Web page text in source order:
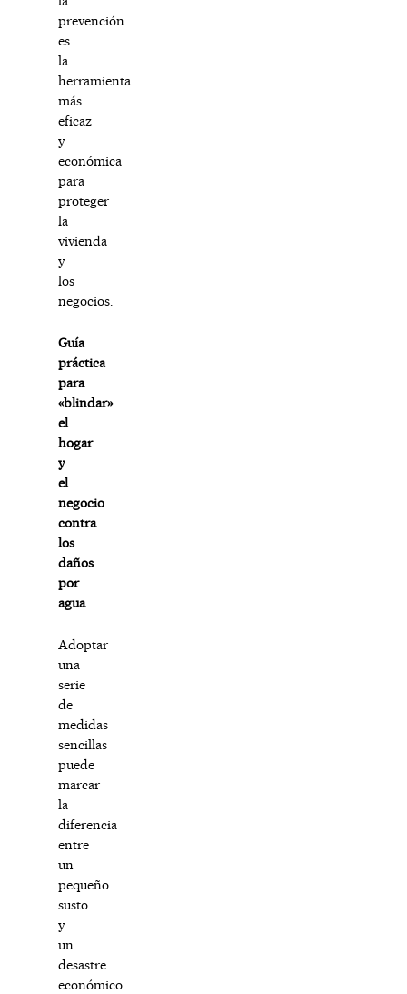
prevención
es
la
herramienta
más
eficaz
y
económica
para
proteger
la
vivienda
y
los
negocios.
Guía
práctica
para
«blindar»
el
hogar
y
el
negocio
contra
los
daños
por
agua
Adoptar
una
serie
de
medidas
sencillas
puede
marcar
la
diferencia
entre
un
pequeño
susto
y
un
desastre
económico.